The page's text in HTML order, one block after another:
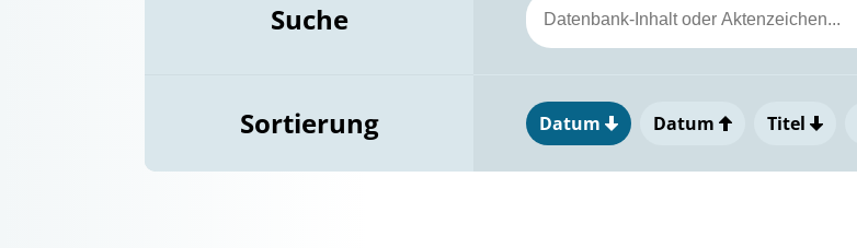
Suche
Sortierung Datum Datum Titel